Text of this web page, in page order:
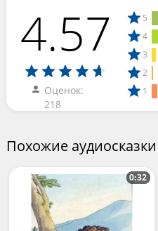
4.57
Оценок:
218
5
4
3
2
1
Похожие аудиосказки
0:32